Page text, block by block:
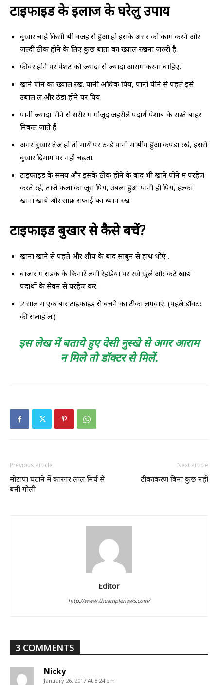
टाइफाइड के इलाज के घरेलु उपाय
बुखार चाहे किसी भी वजह से हुआ हो इसके असर को काम करने और
जल्दी ठीक होने के लिए कुछ बातों का ख्याल रखना जरुरी है.
फीवर होने पर पेशेंट को ज्यादा से ज्यादा आराम करना चाहिए.
खाने पीने का ख्याल रखें. पानी अधिक पियें, पानी पीने से पहले इसे
उबाल लें और ठंडा होने पर पियें.
पानी ज्यादा पीने से शरीर में मौजूद जहरीले पदार्थ पेशाब के रास्ते बाहर
निकल जाते हैं.
अगर बुखार तेज हो तो माथे पर ठन्डे पानी में भीग हुआ कपडा रखे, इससे
बुखार दिमाग पर नही चढ़ता.
टाइफाइड के समय और इसके ठीक होने के बाद भी खाने पीने में परहेज
करते रहे, ताजे फलों का जूस पियें, उबला हुआ पानी ही पियें, हल्का
खाना खाये और साफ़ सफाई का ध्यान रखें.
टाइफाइड बुखार से कैसे बचें?
खाना खाने से पहले और शौच के बाद साबुन से हाथ धोएं .
बाजार में सड़क के किनारे लगी रेहड़ियों पर रखे खुले और कटे खाद्य
पदार्थो के सेवन से परहेज करें.
2 साल में एक बार टाइफाइड से बचने का टीका लगवाएं. (पहले डॉक्टर
की सलाह लें.)
इस लेख में बताये हुए देसी नुस्खे से अगर आराम
न मिले तो डॉक्टर से मिलें.
Previous article
मोटापा घटाने में कारगर लाल मिर्च से
बनी गोली
Next article
टीकाकरण बिना कुछ नही
Editor
http://www.theamplenews.com/
3 COMMENTS
Nicky
January 26, 2017 At 8:24 pm